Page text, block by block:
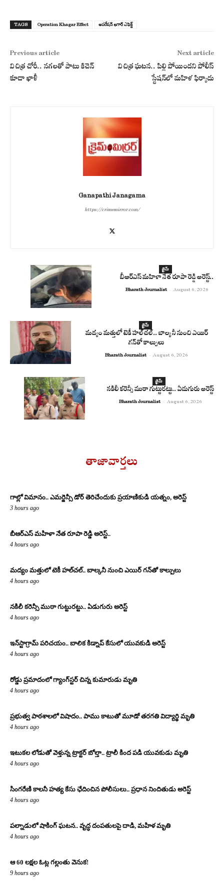
TAGS Operation Khagar Effect ఆప‌రేష‌న్ ఖ‌గార్ ఎఫెక్ట్‌
Previous article
విచిత్ర చోరీ.. నగలతో పాటు కిచెన్
కూడా ఖాళీ
Next article
విచిత్ర ఘటన.. పిల్లి పోయిందని పోలీస్
స్టేషన్‌లో మహిళ ఫిర్యాదు
Ganapathi Janagama
https://crimemirror.com/
క్రైమ్
బీఆర్ఎస్ మహిళా నేత రూపా రెడ్డి అరెస్ట్..
Bharath Journalist - August 6, 2026
క్రైమ్
మద్యం మత్తులో టెకీ హల్‌చల్.. బాల్కనీ నుంచి ఎయిర్
గన్‌తో కాల్పులు
Bharath Journalist - August 6, 2026
క్రైమ్
నకిలీ కరెన్సీ ముఠా గుట్టురట్టు.. ఏడుగురు అరెస్ట్
Bharath Journalist - August 6, 2026
తాజావార్తలు
గాల్లో విమానం.. ఎమర్జెన్సీ డోర్ తెరిచేందుకు ప్రయాణికుడి యత్నం, అరెస్ట్
3 hours ago
బీఆర్ఎస్ మహిళా నేత రూపా రెడ్డి అరెస్ట్..
4 hours ago
మద్యం మత్తులో టెకీ హల్‌చల్.. బాల్కనీ నుంచి ఎయిర్ గన్‌తో కాల్పులు
4 hours ago
నకిలీ కరెన్సీ ముఠా గుట్టురట్టు.. ఏడుగురు అరెస్ట్
4 hours ago
ఇన్‌స్టాగ్రామ్ పరిచయం.. బాలిక కిడ్నాప్ కేసులో యువకుడి అరెస్ట్
4 hours ago
రోడ్డు ప్రమాదంలో గ్యాంగ్‌స్టర్ చిన్న కుమారుడు మృతి
4 hours ago
ప్రభుత్వ పాఠశాలలో విషాదం.. పాము కాటుతో మూడో తరగతి విద్యార్థి మృతి
4 hours ago
ఇటుకల లోడుతో వెళ్తున్న ట్రాక్టర్ బోల్తా.. ట్రాలీ కింద పడి యువకుడు మృతి
4 hours ago
సింగరేణి కాలనీ హత్య కేసు ఛేదించిన పోలీసులు.. ప్రధాన నిందితుడు అరెస్ట్
4 hours ago
పల్నాడులో షాకింగ్ ఘటన.. వృద్ధ దంపతులపై దాడి, మహిళ మృతి
4 hours ago
ఆ 60 లక్షల ఓట్ల గల్లంతు వెనుక!
9 hours ago